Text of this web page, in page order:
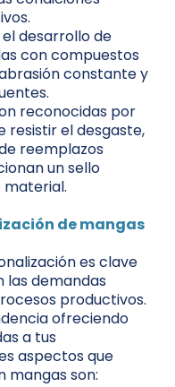
desarrollo de
con compuestos
constante y
reconocidas por
resistir el desgaste,
reemplazos
un sello
material.
de mangas
es clave
las demandas
productivos.
ofreciendo
a tus
aspectos que
mangas son: